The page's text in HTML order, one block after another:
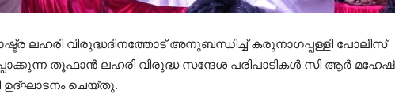
ലഹരി വിരുദ്ധദിനത്തോട് അനുബന്ധിച്ച് കരുനാഗപ്പള്ളി പോലീസ്
തൂഫാൻ ലഹരി വിരുദ്ധ സന്ദേശ പരിപാടികൾ സി ആർ മഹേഷ്
ഉദ്ഘാടനം ചെയ്തു.